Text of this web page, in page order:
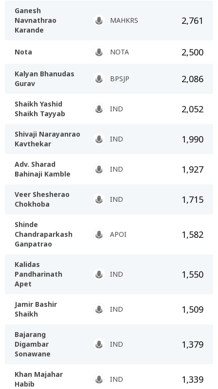
Ganesh
Navnathrao
Karande
MAHKRS 2,761
Nota NOTA 2,500
Kalyan Bhanudas
Gurav
BPSJP 2,086
Shaikh Yashid
Shaikh Tayyab
IND 2,052
Shivaji Narayanrao
Kavthekar
IND 1,990
Adv. Sharad
Bahinaji Kamble
IND 1,927
Veer Shesherao
Chokhoba
IND 1,715
Shinde
Chandraparkash
Ganpatrao
APOI 1,582
Kalidas
Pandharinath
Apet
IND 1,550
Jamir Bashir
Shaikh
IND 1,509
Bajarang
Digambar
Sonawane
IND 1,379
Khan Majahar
Habib
IND 1,339